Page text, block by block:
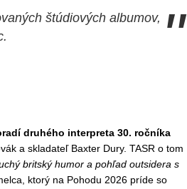
štúdiových albumov, "
druhého interpreta 30. ročníka
a skladateľ Baxter Dury. TASR o tom
britský humor a pohľad outsidera s
ktorý na Pohodu 2026 príde so